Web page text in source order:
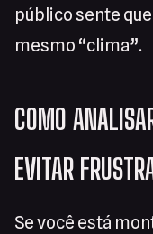
público sente
mesmo “clima”.
COMO
EVITAR
Se você está